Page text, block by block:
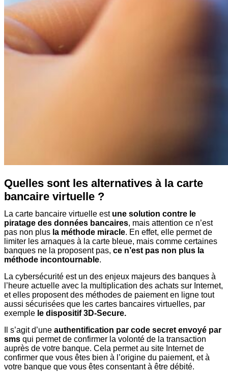
Quelles sont les alternatives à la carte
bancaire virtuelle ?
La carte bancaire virtuelle est une solution contre le
piratage des données bancaires, mais attention ce n’est
pas non plus la méthode miracle. En effet, elle permet de
limiter les arnaques à la carte bleue, mais comme certaines
banques ne la proposent pas, ce n’est pas non plus la
méthode incontournable.
La cybersécurité est un des enjeux majeurs des banques à
l’heure actuelle avec la multiplication des achats sur Internet,
et elles proposent des méthodes de paiement en ligne tout
aussi sécurisées que les cartes bancaires virtuelles, par
exemple le dispositif 3D-Secure.
Il s’agit d’une authentification par code secret envoyé par
sms qui permet de confirmer la volonté de la transaction
auprès de votre banque. Cela permet au site Internet de
confirmer que vous êtes bien à l’origine du paiement, et à
votre banque que vous êtes consentant à être débité.